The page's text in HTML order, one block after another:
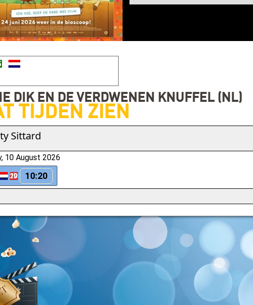
DIK EN DE VERDWENEN KNUFFEL (NL)
TIJDEN ZIEN
Sittard
10 August 2026
10:20